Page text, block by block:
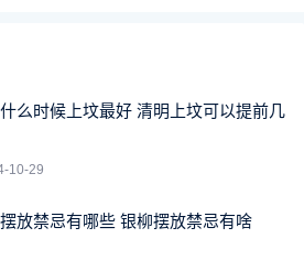
么时候上坟最好 清明上坟可以提前几
10-29
放禁忌有哪些 银柳摆放禁忌有啥